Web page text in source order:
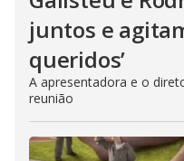
juntos e
queridos’
A apresentadora e o
reunião